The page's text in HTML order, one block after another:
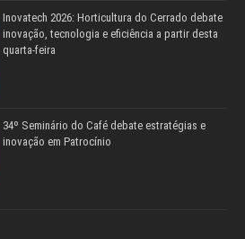
Inovatech 2026: Horticultura do Cerrado debate
inovação, tecnologia e eficiência a partir desta
quarta-feira
34º Seminário do Café debate estratégias e
inovação em Patrocínio